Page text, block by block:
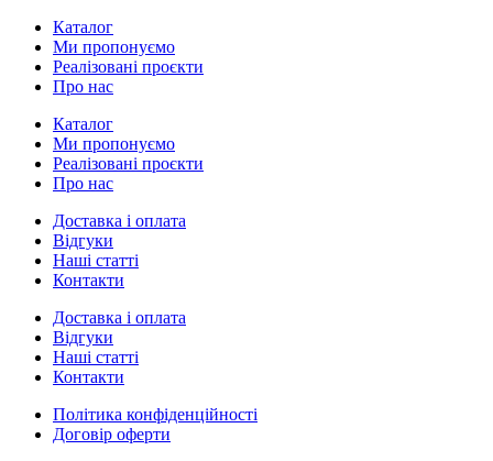
Каталог
Ми пропонуємо
Реалізовані проєкти
Про нас
Каталог
Ми пропонуємо
Реалізовані проєкти
Про нас
Доставка і оплата
Відгуки
Наші статті
Контакти
Доставка і оплата
Відгуки
Наші статті
Контакти
Політика конфіденційності
Договір оферти